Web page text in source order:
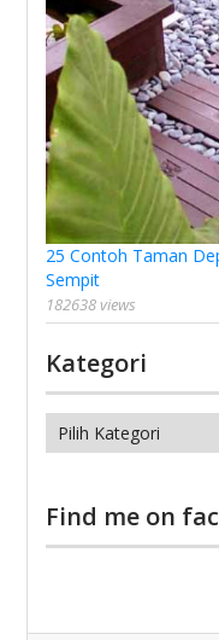
25 Contoh Taman
Sempit
182638 views
Kategori
Kategori
Find me on